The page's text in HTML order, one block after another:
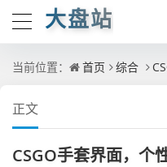
大盘站
当前位置： 首页 综合
正文
CSGO手套界面，个